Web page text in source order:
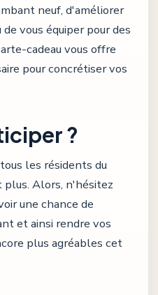
neuf, d'améliorer
vous équiper pour des
cadeau vous offre
pour concrétiser vos
?
les résidents du
plus. Alors, n'hésitez
une chance de
et ainsi rendre vos
plus agréables cet